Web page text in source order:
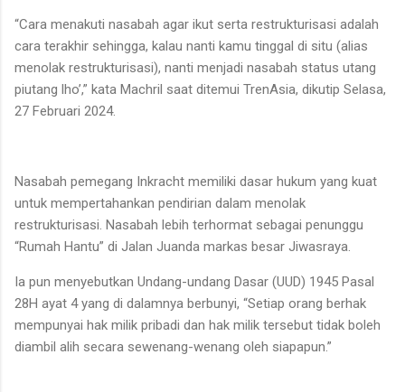
“Cara menakuti nasabah agar ikut serta restrukturisasi adalah
cara terakhir sehingga, kalau nanti kamu tinggal di situ (alias
menolak restrukturisasi), nanti menjadi nasabah status utang
piutang lho’,” kata Machril saat ditemui TrenAsia, dikutip Selasa,
27 Februari 2024.
Nasabah pemegang Inkracht memiliki dasar hukum yang kuat
untuk mempertahankan pendirian dalam menolak
restrukturisasi. Nasabah lebih terhormat sebagai penunggu
“Rumah Hantu” di Jalan Juanda markas besar Jiwasraya.
Ia pun menyebutkan Undang-undang Dasar (UUD) 1945 Pasal
28H ayat 4 yang di dalamnya berbunyi, “Setiap orang berhak
mempunyai hak milik pribadi dan hak milik tersebut tidak boleh
diambil alih secara sewenang-wenang oleh siapapun.”